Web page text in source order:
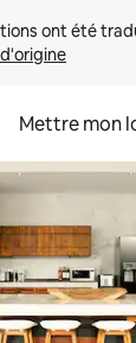
Mettre mon